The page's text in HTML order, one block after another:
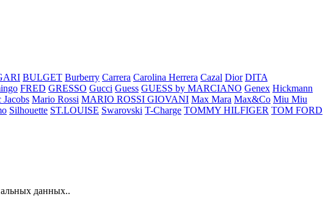
BULGET Burberry Carrera Carolina Herrera Cazal Dior DITA
FRED GRESSO Gucci Guess GUESS by MARCIANO Genex Hickmann
Jacobs Mario Rossi MARIO ROSSI GIOVANI Max Mara Max&Co Miu Miu
Silhouette ST.LOUISE Swarovski T-Charge TOMMY HILFIGER TOM FORD
данных..